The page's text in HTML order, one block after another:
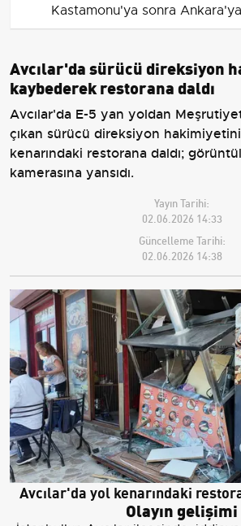
Kastamonu'ya sonra
Avcılar'da sürücü direksiyon
kaybederek restorana daldı
Avcılar'da E-5 yan yoldan
çıkan sürücü direksiyon
kenarındaki restorana daldı;
kamerasına yansıdı.
Yayın Tarihi:
02.06.2026 14:33
Güncelleme Tarihi:
02.06.2026 14:38
Avcılar'da yol kenarındaki
Olayın gelişimi